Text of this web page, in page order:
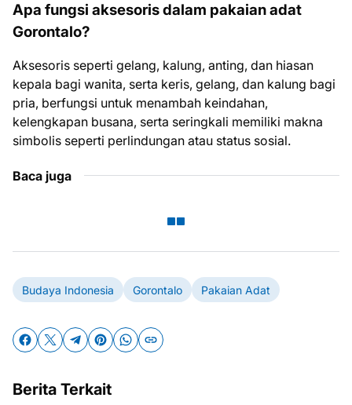
Apa fungsi aksesoris dalam pakaian adat
Gorontalo?
Aksesoris seperti gelang, kalung, anting, dan hiasan
kepala bagi wanita, serta keris, gelang, dan kalung bagi
pria, berfungsi untuk menambah keindahan,
kelengkapan busana, serta seringkali memiliki makna
simbolis seperti perlindungan atau status sosial.
Baca juga
Budaya Indonesia Gorontalo Pakaian Adat
Berita Terkait